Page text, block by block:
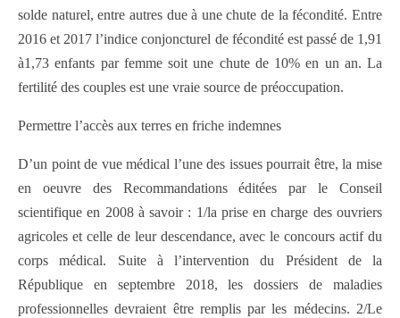
solde naturel, entre autres due à une chute de la fécondité. Entre
2016 et 2017 l’indice conjoncturel de fécondité est passé de 1,91
à1,73 enfants par femme soit une chute de 10% en un an. La
fertilité des couples est une vraie source de préoccupation.
Permettre l’accès aux terres en friche indemnes
D’un point de vue médical l’une des issues pourrait être, la mise
en oeuvre des Recommandations éditées par le Conseil
scientifique en 2008 à savoir : 1/la prise en charge des ouvriers
agricoles et celle de leur descendance, avec le concours actif du
corps médical. Suite à l’intervention du Président de la
République en septembre 2018, les dossiers de maladies
professionnelles devraient être remplis par les médecins. 2/Le